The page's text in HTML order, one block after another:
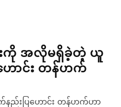
းကို အလိုမရှိခဲ့တဲ့ ယူ
ောင်း တန်ဟက်
းပြဟောင်း တန်ဟက်ဟာ